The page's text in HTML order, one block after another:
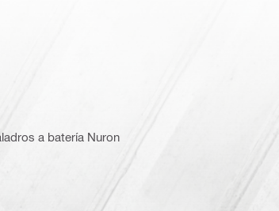
a batería Nuron